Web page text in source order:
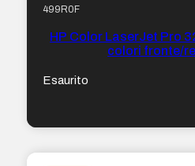
499R0F
HP Color LaserJet Pro
colori fronte/
Esaurito